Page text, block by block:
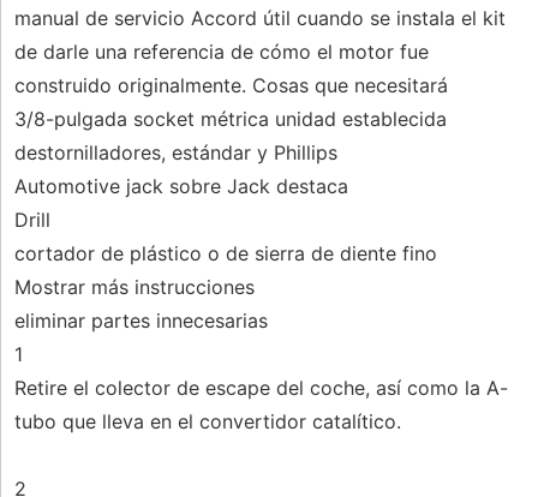
manual de servicio Accord útil cuando se instala el kit
de darle una referencia de cómo el motor fue
construido originalmente. Cosas que necesitará
3/8-pulgada socket métrica unidad establecida
destornilladores, estándar y Phillips
Automotive jack sobre Jack destaca
Drill
cortador de plástico o de sierra de diente fino
Mostrar más instrucciones
eliminar partes innecesarias
1
Retire el colector de escape del coche, así como la A-
tubo que lleva en el convertidor catalítico.
2